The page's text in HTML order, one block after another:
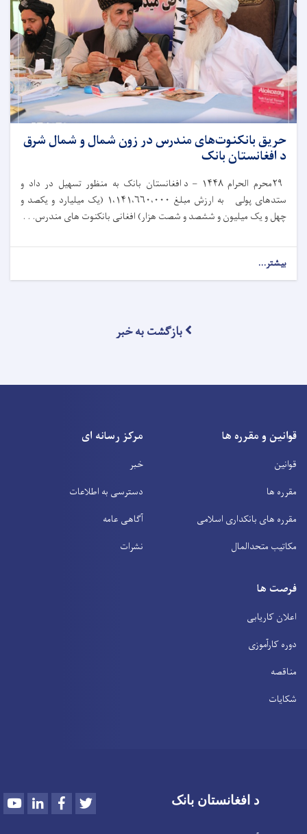
حریق بانکنوت‌های مندرس در زون شمال و شمال شرق
د افغانستان بانک
۲۹محرم الحرام۱۴۴۸ –
د افغانستان بانک به‌ منظور تسهیل در داد و
ستدهای پولی به ارزش مبلغ ۱،۱۴۱،۶۶۰،۰۰۰ ( یک میلیارد و یکصد و
چهل و یک میلیون و ششصد و شصت هزار) افغانی بانکنوت های مندرس. . .
بیشتر...
بازگشت به خبر
قوانین و مقرره ها
قوانین
مقرره ها
مقرره های بانکداری اسلامی
مکاتیب متحدالمال
مرکز رسانه ای
خبر
دسترسی به اطلاعات
آگاهی عامه
نشرات
فرصت ها
اعلان کاریابی
دوره کارآموزی
مناقصه
شکایات
د افغانستان بانک YoutubeLinkedInFacebook